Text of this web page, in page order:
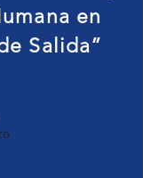
en
Salida”